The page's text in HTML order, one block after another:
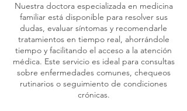
Nuestra doctora especializada en medicina
familiar está disponible para resolver sus
dudas, evaluar síntomas y recomendarle
tratamientos en tiempo real, ahorrándole
tiempo y facilitando el acceso a la atención
médica. Este servicio es ideal para consultas
sobre enfermedades comunes, chequeos
rutinarios o seguimiento de condiciones
crónicas.